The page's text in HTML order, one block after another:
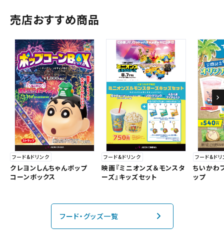
売店おすすめ商品
フード&ドリンク
クレヨンしんちゃんポップ
コーンボックス
フード&ドリンク
映画『ミニオンズ＆モンスタ
ーズ』キッズセット
フード&ド
ちいかわ
ップ
フード・グッズ一覧